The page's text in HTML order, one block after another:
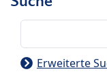
Erweiterte